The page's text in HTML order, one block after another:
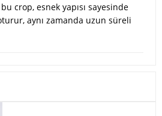
crop, esnek yapısı sayesinde
aynı zamanda uzun süreli